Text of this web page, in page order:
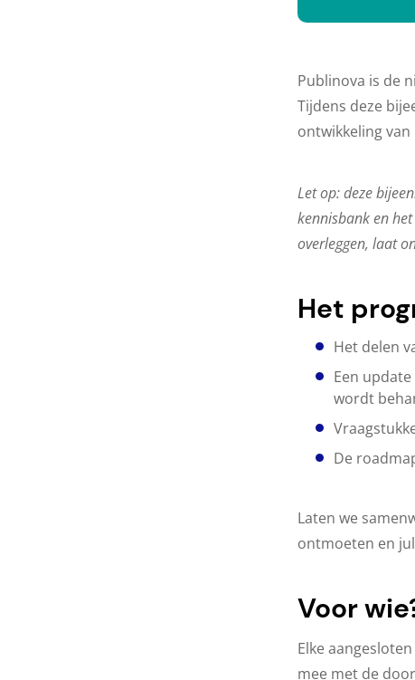
Publinova is de
Tijdens deze
ontwikkeling van
Let op: deze
kennisbank en
overleggen, laat
Het
Het delen
Een
wordt
De
Laten we
ontmoeten en
Voor
Elke
mee met de